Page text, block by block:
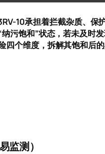
10承担着拦截杂质、保
污饱和”状态，若未及时
个维度，拆解其饱和后
监测）